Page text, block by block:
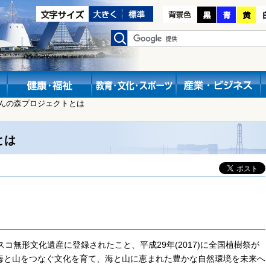
の森プロジェクトとは
は
無形文化遺産に登録されたこと、平成29年(2017)に全国植樹祭が
山をつなぐ文化を育て、海と山に恵まれた豊かな自然環境を未来へ